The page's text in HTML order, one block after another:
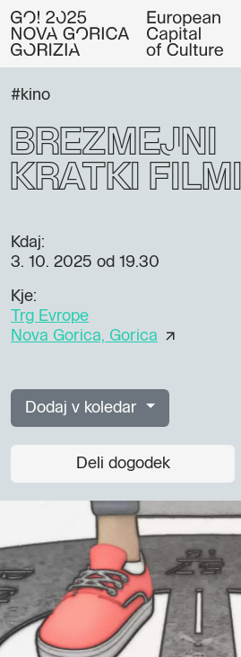
#kino
Brezmejni
kratki filmi
Kdaj:
3. 10. 2025 od 19.30
Kje:
Trg Evrope
Nova Gorica, Gorica
Dodaj v koledar
Deli dogodek